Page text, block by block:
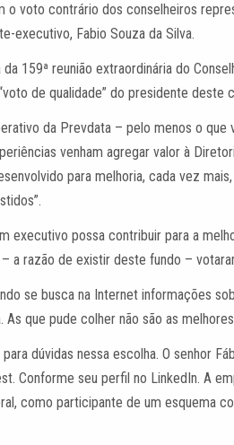
o voto contrário dos conselheiros
executivo, Fabio Souza da Silva.
159ª reunião extraordinária do
de qualidade” do presidente deste
da Prevdata – pelo menos o
venham agregar valor à
para melhoria, cada vez
executivo possa contribuir para a
a razão de existir deste fundo –
se busca na Internet informações
que pude colher não são as
dúvidas nessa escolha. O senhor
Conforme seu perfil no LinkedIn. A
como participante de um esquema